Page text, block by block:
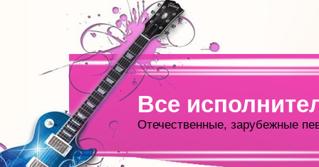
Все
Отечественные, зарубежные